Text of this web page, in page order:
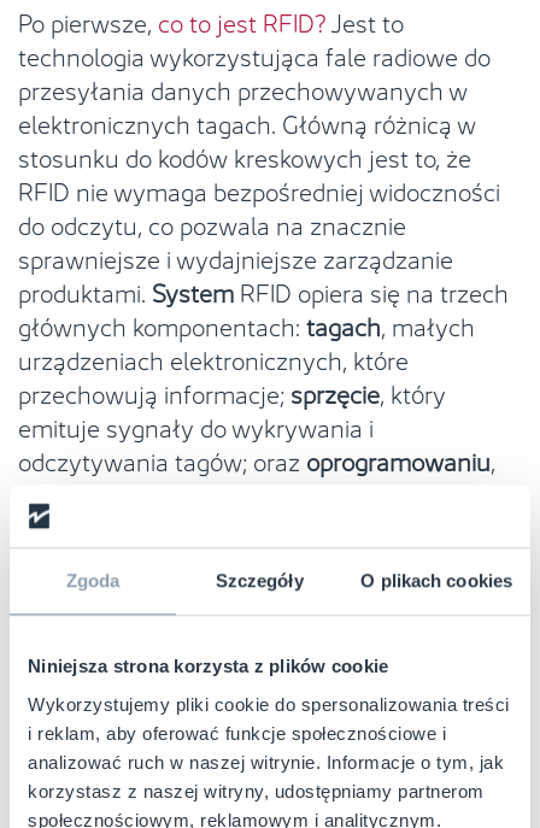
Zgoda Szczegóły O plikach cookies
Niniejsza strona korzysta z plików cookie
Wykorzystujemy pliki cookie do spersonalizowania treści
i reklam, aby oferować funkcje społecznościowe i
analizować ruch w naszej witrynie. Informacje o tym, jak
korzystasz z naszej witryny, udostępniamy partnerom
społecznościowym, reklamowym i analitycznym.
Po pierwsze, co to jest RFID?Jest to
technologia wykorzystująca fale radiowe do
przesyłania danych przechowywanych w
elektronicznych tagach. Główną różnicą w
stosunku do kodów kreskowych jest to, że
RFID nie wymaga bezpośredniej widoczności
do odczytu, co pozwala na znacznie
sprawniejsze i wydajniejsze zarządzanie
produktami. SystemRFID opiera się na trzech
głównych komponentach:tagach, małych
urządzeniach elektronicznych, które
przechowują informacje;sprzęcie, który
emituje sygnały do wykrywania i
odczytywania tagów; oraz oprogramowaniu,
które odbiera i przetwarza informacje.
Technologia ta przynosi wiele korzyści
sektorom takim jak sektor sklepów
spożywczych. Najważniejsze z nich to:
Odczyt bez konieczności widoczności
tagu:Umożliwia to rejestrację produktów
bez konieczności przesuwania ich nad
czytnikiem kodów kreskowych, co
usprawnia zarządzanie produktami.